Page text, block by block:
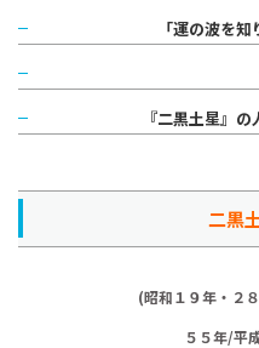
「運の波を
『二黒土星』の
二黒
(昭和１９年・２
５５年/平